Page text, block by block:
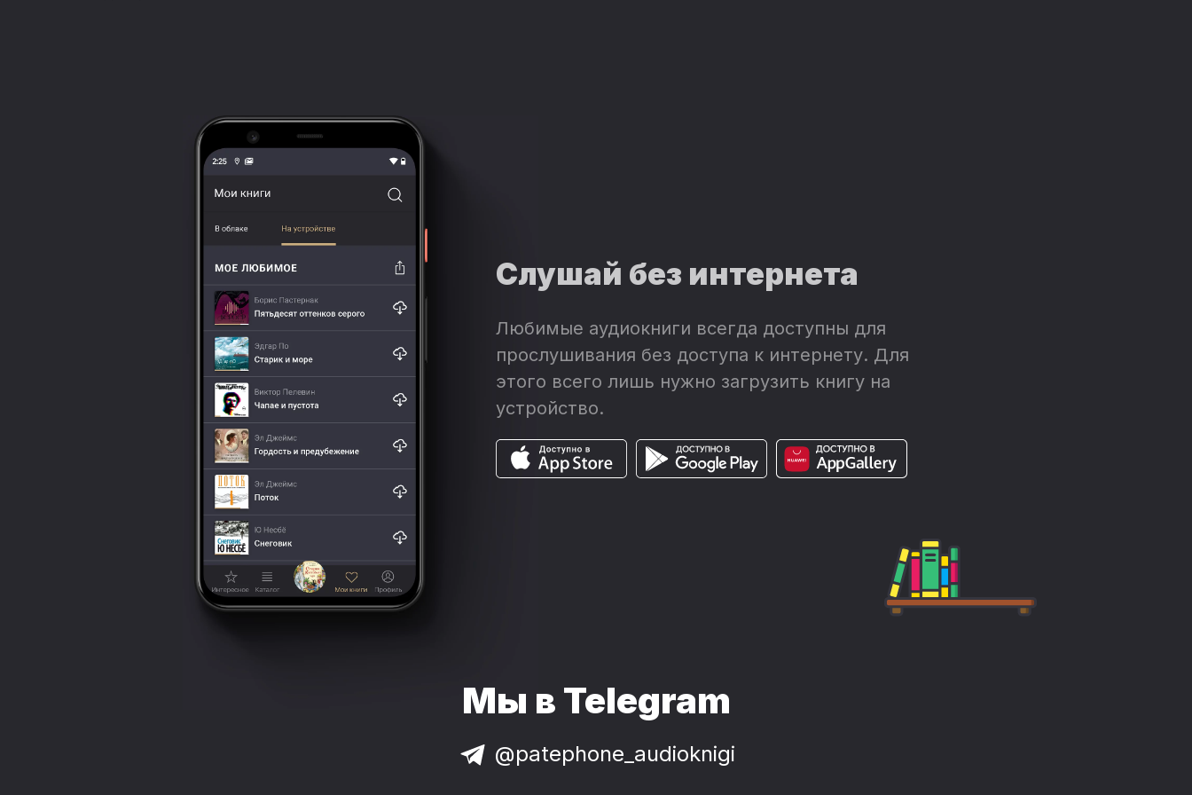
Слушай без интернета
Любимые аудиокниги всегда доступны для
прослушивания без доступа к интернету. Для
этого всего лишь нужно загрузить книгу на
устройство.
Мы в Telegram
@patephone_audioknigi